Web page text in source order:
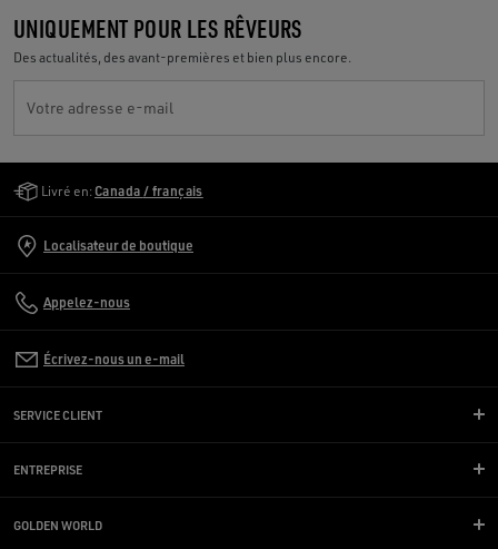
UNIQUEMENT POUR LES RÊVEURS
Des actualités, des avant-premières et bien plus encore.
Votre adresse e-mail
Livré en: Canada / français
Localisateur de boutique
Appelez-nous
Écrivez-nous un e-mail
SERVICE CLIENT
ENTREPRISE
GOLDEN WORLD